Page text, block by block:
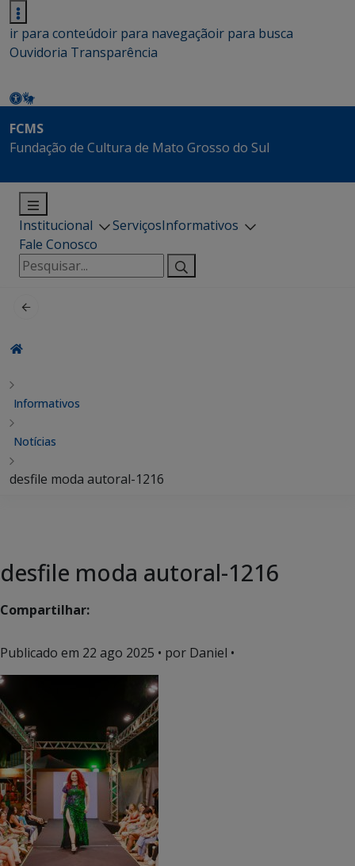
ir para conteúdoir para navegaçãoir para busca
Ouvidoria Transparência
FCMS
Fundação de Cultura de Mato Grosso do Sul
Institucional ServiçosInformativos
Fale Conosco
Pesquisar
por:
Informativos
Notícias
desfile moda autoral-1216
desfile moda autoral-1216
Compartilhar:
Publicado em 22 ago 2025 • por Daniel •